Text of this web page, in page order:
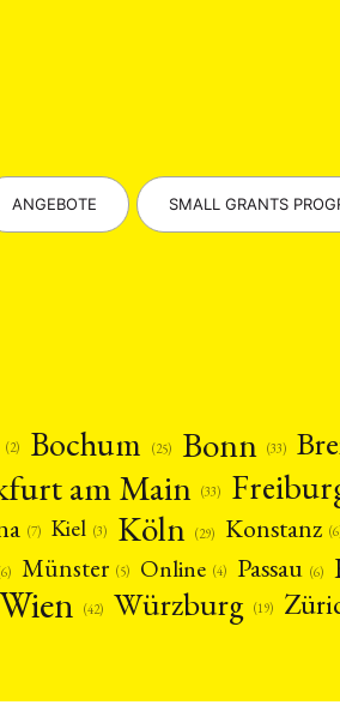
ANGEBOTE SMALL GRANTS
(2) Bochum (25) Bonn (33)
am Main (33)
(7) Kiel (3) Köln (29) Konstanz
Münster (5) Online (4) Passau (6)
Wien (42) Würzburg (19)